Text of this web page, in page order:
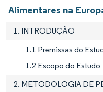
Alimentares na
1. INTRODUÇÃO
1.1 Premissas do
1.2 Escopo do Estudo
2. METODOLOGIA DE